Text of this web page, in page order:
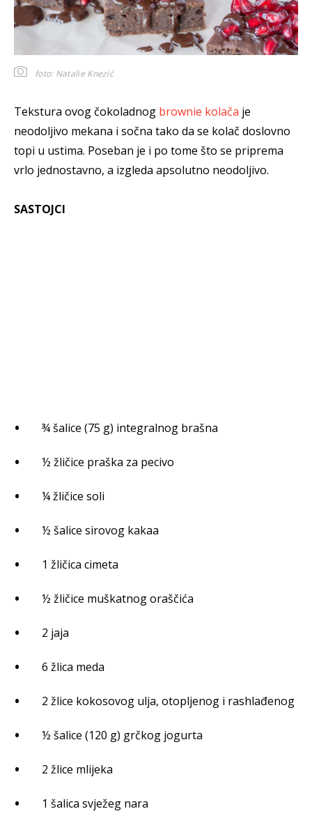
foto: Natalie Knezić
Tekstura ovog čokoladnog brownie kolača je
neodoljivo mekana i sočna tako da se kolač doslovno
topi u ustima. Poseban je i po tome što se priprema
vrlo jednostavno, a izgleda apsolutno neodoljivo.
SASTOJCI
¾ šalice (75 g) integralnog brašna
½ žličice praška za pecivo
¼ žličice soli
½ šalice sirovog kakaa
1 žličica cimeta
½ žličice muškatnog oraščića
2 jaja
6 žlica meda
2 žlice kokosovog ulja, otopljenog i rashlađenog
½ šalice (120 g) grčkog jogurta
2 žlice mlijeka
1 šalica svježeg nara